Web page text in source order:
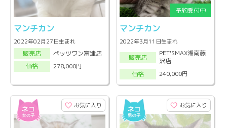
マンチカン
2022年02月27日生まれ
販売店
ペッツワン富津店
価格
278,000円
マンチカン
2022年3月11日生まれ
販売店
PET'SMAX湘南藤
沢店
価格
240,000円
お気に入り お気に入り